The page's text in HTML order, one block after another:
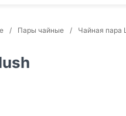
Пары чайные Чайная пара